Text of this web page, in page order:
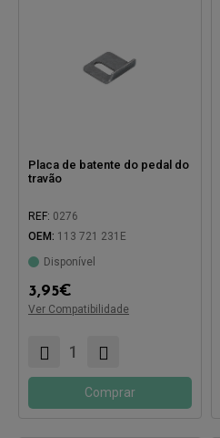
Placa de batente do pedal do
travão
REF: 0276
OEM: 113 721 231E
Disponível
3,95€
Ver Compatibilidade
Compatível com:
Comprar